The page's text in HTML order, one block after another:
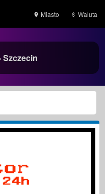
Miasto Waluta